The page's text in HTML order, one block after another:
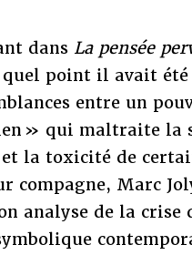
dans La pensée
point il avait été
entre un
» qui maltraite la
la toxicité de
compagne, Marc
analyse de la crise